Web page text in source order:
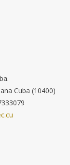
Cuba (10400)